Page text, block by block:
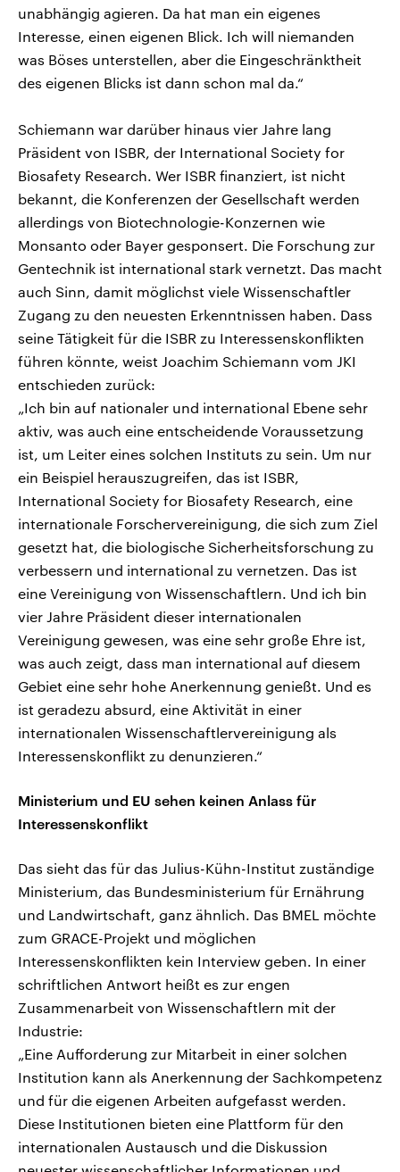
unabhängig agieren. Da hat man ein eigenes
Interesse, einen eigenen Blick. Ich will niemanden
was Böses unterstellen, aber die Eingeschränktheit
des eigenen Blicks ist dann schon mal da.“
Schiemann war darüber hinaus vier Jahre lang
Präsident von ISBR, der International Society for
Biosafety Research. Wer ISBR finanziert, ist nicht
bekannt, die Konferenzen der Gesellschaft werden
allerdings von Biotechnologie-Konzernen wie
Monsanto oder Bayer gesponsert. Die Forschung zur
Gentechnik ist international stark vernetzt. Das macht
auch Sinn, damit möglichst viele Wissenschaftler
Zugang zu den neuesten Erkenntnissen haben. Dass
seine Tätigkeit für die ISBR zu Interessenskonflikten
führen könnte, weist Joachim Schiemann vom JKI
entschieden zurück:
„Ich bin auf nationaler und international Ebene sehr
aktiv, was auch eine entscheidende Voraussetzung
ist, um Leiter eines solchen Instituts zu sein. Um nur
ein Beispiel herauszugreifen, das ist ISBR,
International Society for Biosafety Research, eine
internationale Forschervereinigung, die sich zum Ziel
gesetzt hat, die biologische Sicherheitsforschung zu
verbessern und international zu vernetzen. Das ist
eine Vereinigung von Wissenschaftlern. Und ich bin
vier Jahre Präsident dieser internationalen
Vereinigung gewesen, was eine sehr große Ehre ist,
was auch zeigt, dass man international auf diesem
Gebiet eine sehr hohe Anerkennung genießt. Und es
ist geradezu absurd, eine Aktivität in einer
internationalen Wissenschaftlervereinigung als
Interessenskonflikt zu denunzieren.“
Ministerium und EU sehen keinen Anlass für
Interessenskonflikt
Das sieht das für das Julius-Kühn-Institut zuständige
Ministerium, das Bundesministerium für Ernährung
und Landwirtschaft, ganz ähnlich. Das BMEL möchte
zum GRACE-Projekt und möglichen
Interessenskonflikten kein Interview geben. In einer
schriftlichen Antwort heißt es zur engen
Zusammenarbeit von Wissenschaftlern mit der
Industrie:
„Eine Aufforderung zur Mitarbeit in einer solchen
Institution kann als Anerkennung der Sachkompetenz
und für die eigenen Arbeiten aufgefasst werden.
Diese Institutionen bieten eine Plattform für den
internationalen Austausch und die Diskussion